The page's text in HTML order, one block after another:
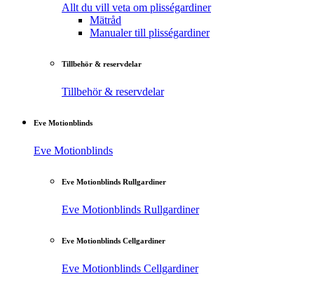
Allt du vill veta om plisségardiner
Mätråd
Manualer till plisségardiner
Tillbehör & reservdelar
Tillbehör & reservdelar
Eve Motionblinds
Eve Motionblinds
Eve Motionblinds Rullgardiner
Eve Motionblinds Rullgardiner
Eve Motionblinds Cellgardiner
Eve Motionblinds Cellgardiner